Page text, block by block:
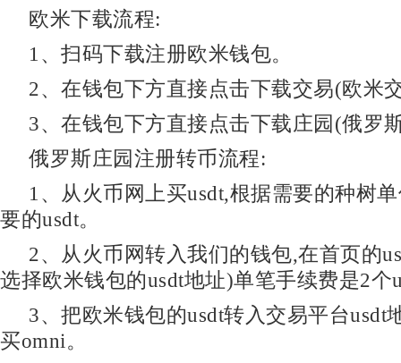
欧米下载流程:
1、扫码下载注册欧米钱包。
2、在钱包下方直接点击下载交易(欧米
3、在钱包下方直接点击下载庄园(俄罗
俄罗斯庄园注册转币流程:
1、从火币网上买usdt,根据需要的种树
要的usdt。
2、从火币网转入我们的钱包,在首页的
选择欧米钱包的usdt地址)单笔手续费是2个
3、把欧米钱包的usdt转入交易平台usdt
买omni。